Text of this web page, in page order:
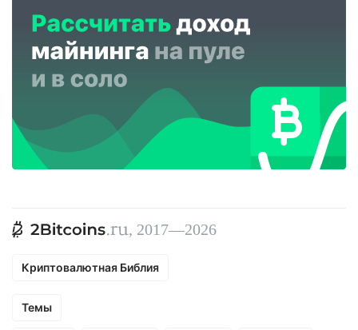
, 2017—2026
Криптовалютная Библия
Темы